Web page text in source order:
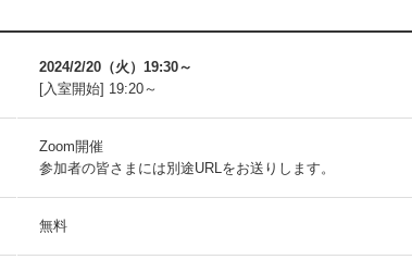
2024/2/20（火）19:30～
[入室開始] 19:20～
Zoom開催
参加者の皆さまには別途URLをお送りします。
無料